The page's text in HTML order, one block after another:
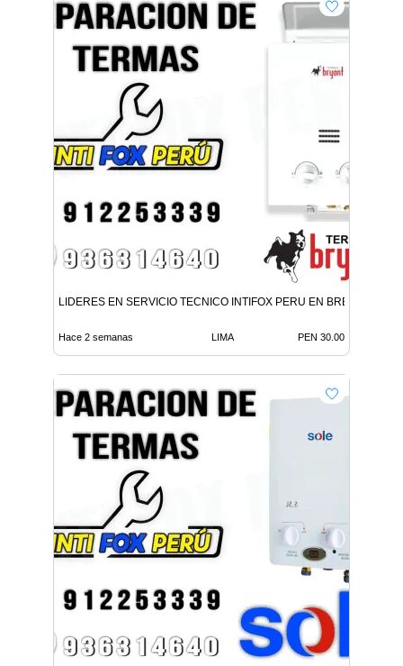
LIDERES EN SERVICIO TECNICO INTIFOX PERU EN BREÑA
Hace 2 semanas LIMA PEN 30.00